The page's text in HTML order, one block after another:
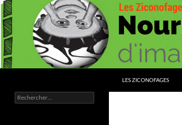
Aller
au
contenu
LES ZICONOFAGES
Nourrissez vous d'images
Rechercher :